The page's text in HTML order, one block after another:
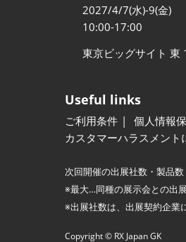
2027/4/7(水)-9(金)
10:00-17:00
東京ビッグサイト 東
Useful links
ご利用条件 個人情報
カスタマーハラスメント
次回開催の出展社数・製品
※最大…同種の展示会との出
※出展社数は、出展契約企業
Copyright © RX Japan GK